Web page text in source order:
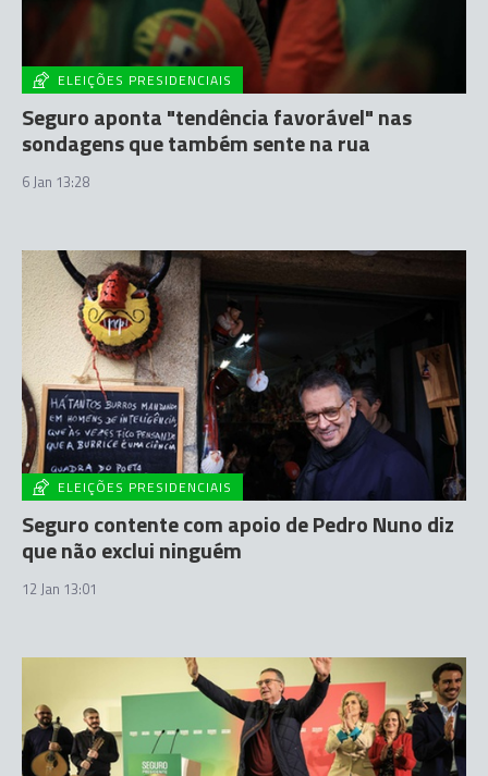
ELEIÇÕES PRESIDENCIAIS
Seguro aponta "tendência favorável" nas
sondagens que também sente na rua
6 Jan 13:28
ELEIÇÕES PRESIDENCIAIS
Seguro contente com apoio de Pedro Nuno diz
que não exclui ninguém
12 Jan 13:01